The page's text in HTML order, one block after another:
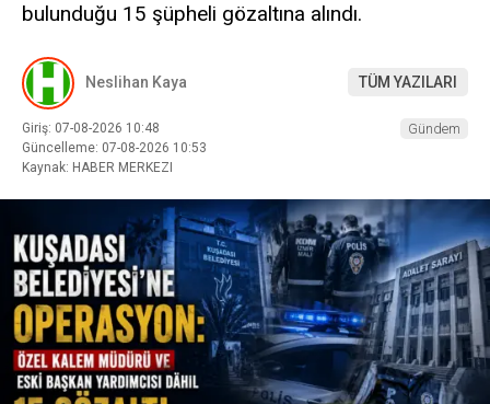
bulunduğu 15 şüpheli gözaltına alındı.
Neslihan Kaya TÜM YAZILARI
Giriş: 07-08-2026 10:48
Güncelleme: 07-08-2026 10:53
Kaynak: HABER MERKEZI
Gündem